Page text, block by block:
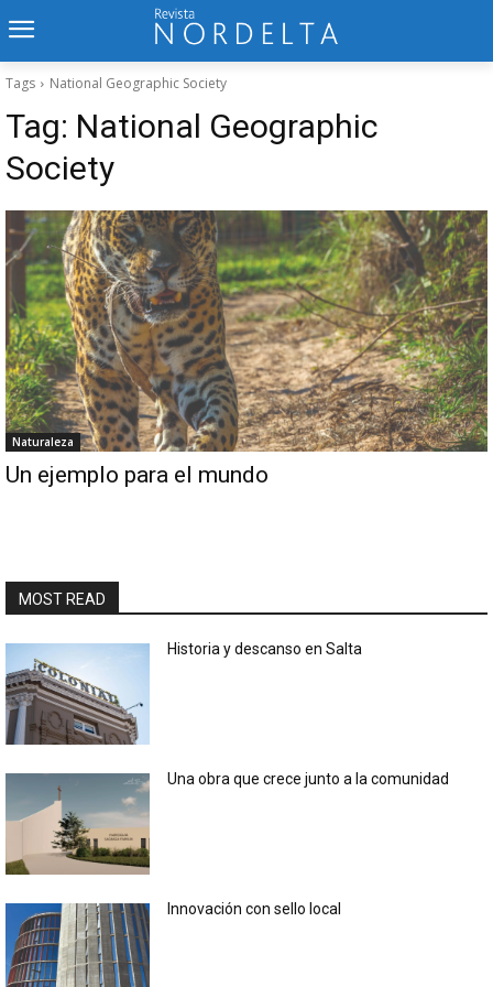
Tags National Geographic Society
Tag: National Geographic
Society
Naturaleza
Un ejemplo para el mundo
MOST READ
Historia y descanso en Salta
Una obra que crece junto a la comunidad
Innovación con sello local